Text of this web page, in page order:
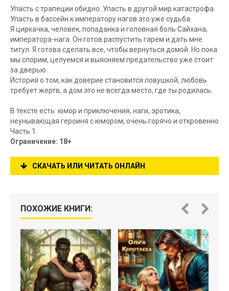
Упасть с трапеции обидно. Упасть в другой мир катастрофа.
Упасть в бассейн к императору нагов это уже судьба.
Я циркачка, человек, попаданка и головная боль Сайхана,
императора-нага. Он готов распустить гарем и дать мне
титул. Я готова сделать все, чтобы вернуться домой. Но пока
мы спорим, целуемся и выясняем предательство уже стоит
за дверью.
История о том, как доверие становится ловушкой, любовь
требует жертв, а дом это не всегда место, где ты родилась.
В тексте есть: юмор и приключения, наги, эротика,
неунывающая героиня с юмором, очень горячо и откровенно
Часть 1.
Ограничение: 18+
СКАЧАТЬ ИЛИ ЧИТАТЬ ОНЛАЙН
ПОХОЖИЕ КНИГИ: